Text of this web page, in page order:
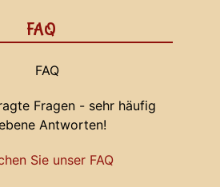
FAQ
Fragen - sehr häufig
Antworten!
Sie unser FAQ